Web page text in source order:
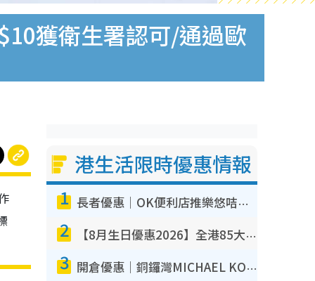
獲衛生署認可/通過歐
港生活限時優惠情報
1 長者優惠｜OK便利店推樂悠咭優惠！買麵包/牛奶/保健品拍卡即減
2 【8月生日優惠2026】全港85大食買玩著數攻略 自助餐/火鍋放題同行免費＋誠品/DONKI送現金券
3 開倉優惠｜銅鑼灣MICHAEL KORS開倉低至17折！直擊$500起買手袋/銀包/鞋款 必買經典Jet Set系列